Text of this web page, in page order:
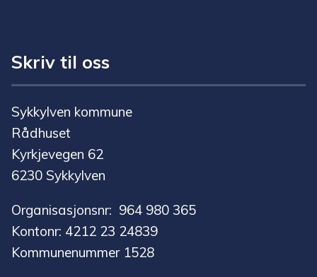
Skriv til oss
Sykkylven kommune
Rådhuset
Kyrkjevegen 62
6230 Sykkylven
Organisasjonsnr: 964 980 365
Kontonr: 4212 23 24839
Kommunenummer 1528